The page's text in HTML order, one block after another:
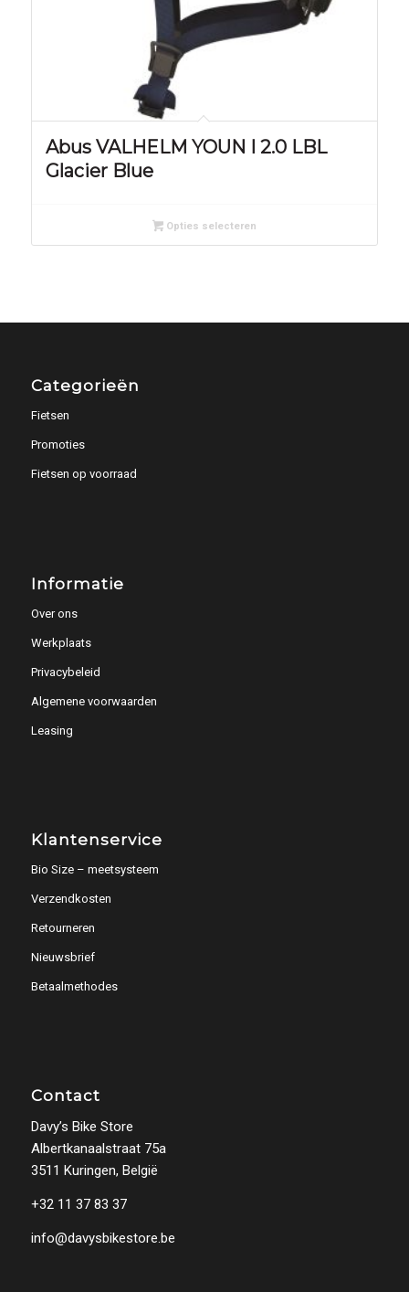
Abus VALHELM YOUN I 2.0 LBL
Glacier Blue
Opties selecteren
Categorieën
Fietsen
Promoties
Fietsen op voorraad
Informatie
Over ons
Werkplaats
Privacybeleid
Algemene voorwaarden
Leasing
Klantenservice
Bio Size – meetsysteem
Verzendkosten
Retourneren
Nieuwsbrief
Betaalmethodes
Contact
Davy’s Bike Store
Albertkanaalstraat 75a
3511 Kuringen, België
+32 11 37 83 37
info@davysbikestore.be